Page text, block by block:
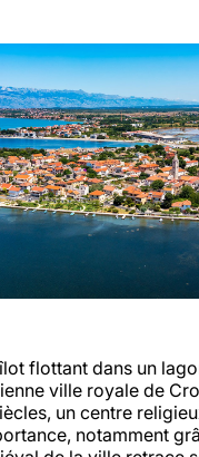
flottant dans un
ville royale de
un centre
notamment